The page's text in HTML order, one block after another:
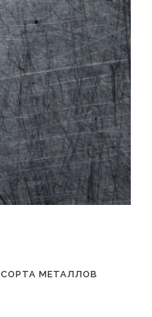
СОРТА МЕТАЛЛОВ